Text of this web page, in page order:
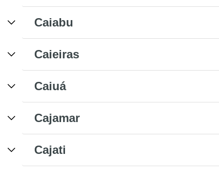
Caiabu
Caieiras
Caiuá
Cajamar
Cajati